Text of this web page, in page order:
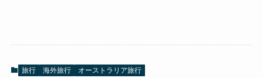
旅行 海外旅行 オーストラリア旅行